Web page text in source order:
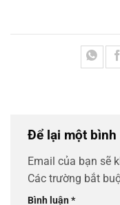
Để lại một bình
Email của bạn sẽ
Các trường bắt
Bình luận*